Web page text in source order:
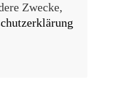
Zwecke,